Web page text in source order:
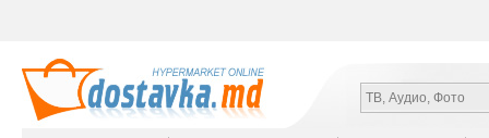
ТВ, Аудио, Фото